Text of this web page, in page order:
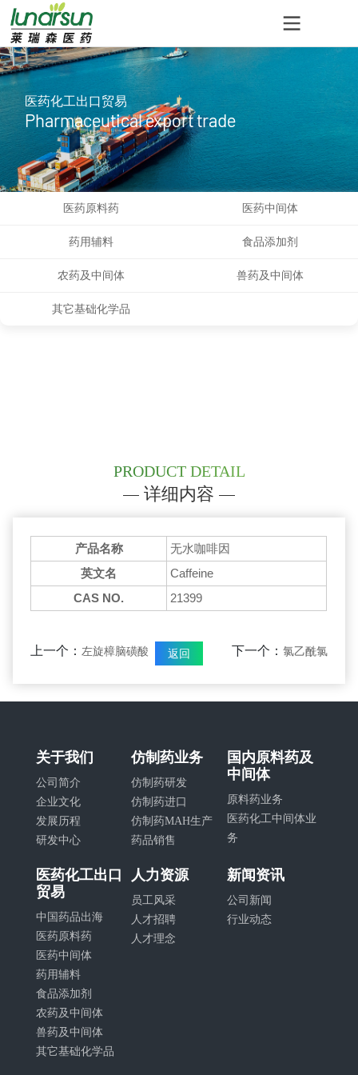
医药化工出口贸易
Pharmaceutical export trade
医药原料药 医药中间体
药用辅料 食品添加剂
农药及中间体 兽药及中间体
其它基础化学品
PRODUCT DETAIL
详细内容
产品名称
无水咖啡因
英文名
Caffeine
CAS NO.
21399
上一个：左旋樟脑磺酸 返回 下一个： 氯乙酰氯
关于我们
公司简介
企业文化
发展历程
研发中心
仿制药业务
仿制药研发
仿制药进口
仿制药MAH生产
药品销售
国内原料药及
中间体
原料药业务
医药化工中间体业
务
医药化工出口
贸易
中国药品出海
医药原料药
医药中间体
药用辅料
食品添加剂
农药及中间体
兽药及中间体
其它基础化学品
人力资源
员工风采
人才招聘
人才理念
新闻资讯
公司新闻
行业动态